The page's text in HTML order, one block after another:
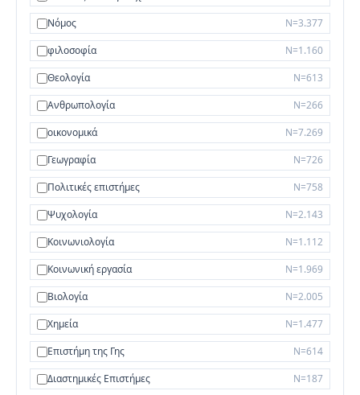
Νόμος
N=3.377
φιλοσοφία
N=1.160
Θεολογία
N=613
Ανθρωπολογία
N=266
οικονομικά
N=7.269
Γεωγραφία
N=726
Πολιτικές επιστήμες
N=758
Ψυχολογία
N=2.143
Κοινωνιολογία
N=1.112
Κοινωνική εργασία
N=1.969
Βιολογία
N=2.005
Χημεία
N=1.477
Επιστήμη της Γης
N=614
Διαστημικές Επιστήμες
N=187